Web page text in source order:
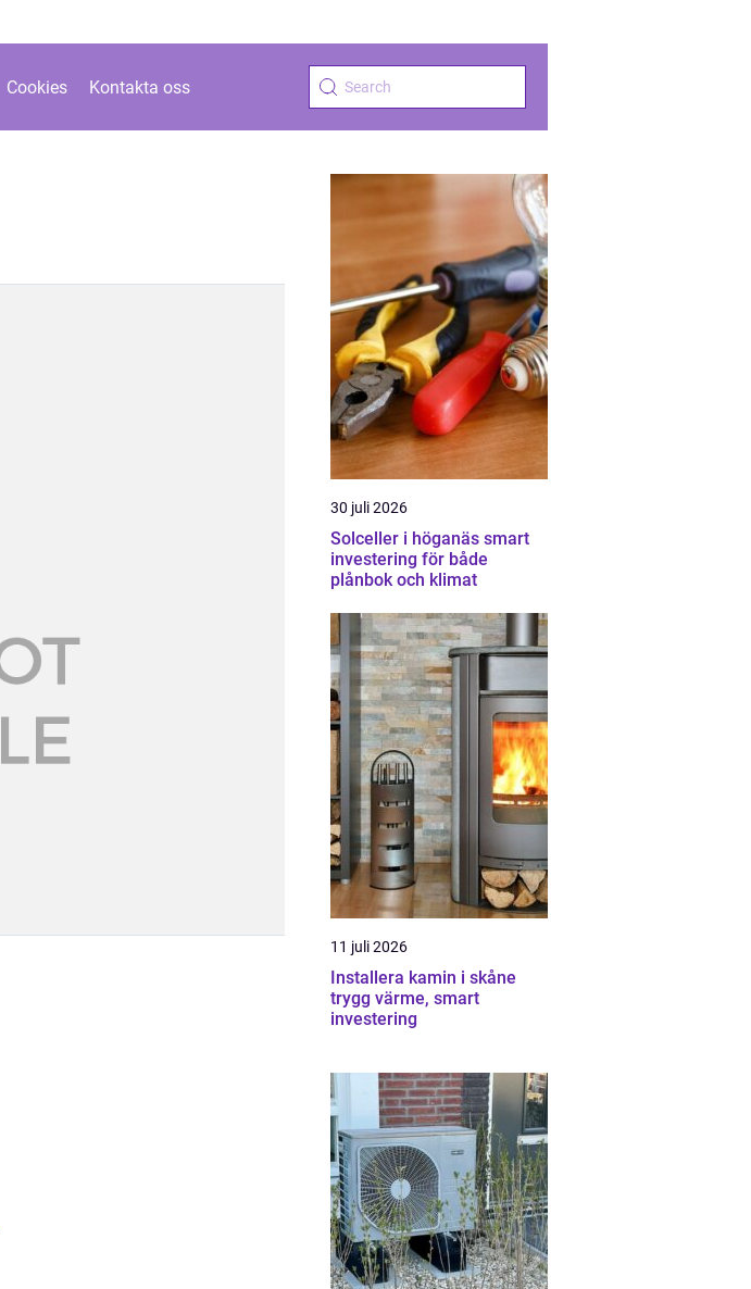
Cookies Kontakta oss
30 juli 2026
Solceller i höganäs smart
investering för både
plånbok och klimat
11 juli 2026
Installera kamin i skåne
trygg värme, smart
investering